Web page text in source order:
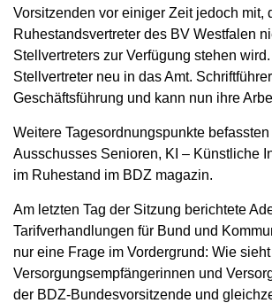
Vorsitzenden vor einiger Zeit jedoch
Ruhestandsvertreter des BV Westfalen
Stellvertreters zur Verfügung stehen
Stellvertreter neu in das Amt.
Geschäftsführung und kann nun ihre
Weitere Tagesordnungspunkte
Ausschusses Senioren, KI – Künstliche
im Ruhestand im BDZ magazin.
Am letzten Tag der Sitzung berichtete
Tarifverhandlungen für Bund und
nur eine Frage im Vordergrund: Wie
Versorgungsempfängerinnen und
der BDZ-Bundesvorsitzende und